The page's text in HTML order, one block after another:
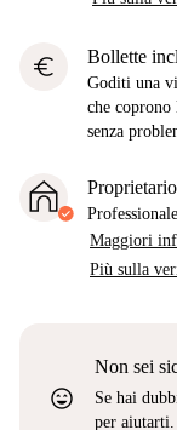
euro Bollette
Goditi una
che
senza
Professionale
Maggiori
Più sulla
sentiment_very_satisfied
Non sei
Se hai
per aiutarti.